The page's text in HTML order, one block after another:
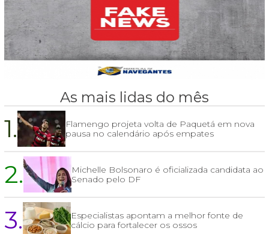
As mais lidas do mês
1.
Flamengo projeta volta de Paquetá em nova
pausa no calendário após empates
2.
Michelle Bolsonaro é oficializada candidata ao
Senado pelo DF
3.
Especialistas apontam a melhor fonte de
cálcio para fortalecer os ossos